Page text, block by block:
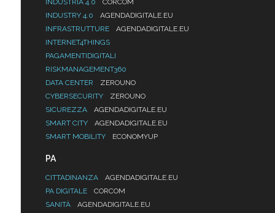
INDUSTRIA 4.0
CORCOM
INDUSTRY 4.0
AGENDADIGITALE.EU
INFRASTRUTTURE
AGENDADIGITALE.EU
INTERNET4THINGS
PAGAMENTIDIGITALI
RISKMANAGEMENT360
DATA CENTER
ZEROUNO
CYBERSECURITY
ZEROUNO
SICUREZZA
AGENDADIGITALE.EU
SMART CITY
AGENDADIGITALE.EU
SMART MOBILITY
ECONOMYUP
PA
CITTADINANZA
AGENDADIGITALE.EU
PA DIGITALE
CORCOM
SANITÀ
AGENDADIGITALE.EU